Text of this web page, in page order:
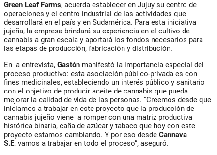
Green Leaf Farms, acuerda establecer en Jujuy su centro de
operaciones y el centro industrial de las actividades que
desarrollará en el país y en Sudamérica. Para esta iniciativa
jujeña, la empresa brindará su experiencia en el cultivo de
cannabis a gran escala y aportará los fondos necesarios para
las etapas de producción, fabricación y distribución.
En la entrevista, Gastón manifestó la importancia especial del
proceso productivo: esta asociación público-privada es con
fines medicinales, estableciendo un interés público y sanitario
con el objetivo de producir aceite de cannabis que pueda
mejorar la calidad de vida de las personas. “Creemos desde que
iniciamos a trabajar en este proyecto que la producción de
cannabis jujeño viene a romper con una matriz productiva
histórica binaria, caña de azúcar y tabaco que hoy con este
proyecto estamos cambiando. Y por eso desde Cannava
S.E. vamos a trabajar en todo el proceso”, aseguró.